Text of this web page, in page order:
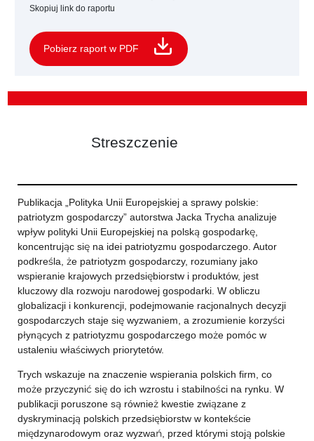
Skopiuj link do raportu
Pobierz raport w PDF
Streszczenie
Publikacja „Polityka Unii Europejskiej a sprawy polskie:
patriotyzm gospodarczy” autorstwa Jacka Trycha analizuje
wpływ polityki Unii Europejskiej na polską gospodarkę,
koncentrując się na idei patriotyzmu gospodarczego. Autor
podkreśla, że patriotyzm gospodarczy, rozumiany jako
wspieranie krajowych przedsiębiorstw i produktów, jest
kluczowy dla rozwoju narodowej gospodarki. W obliczu
globalizacji i konkurencji, podejmowanie racjonalnych decyzji
gospodarczych staje się wyzwaniem, a zrozumienie korzyści
płynących z patriotyzmu gospodarczego może pomóc w
ustaleniu właściwych priorytetów.
Trych wskazuje na znaczenie wspierania polskich firm, co
może przyczynić się do ich wzrostu i stabilności na rynku. W
publikacji poruszone są również kwestie związane z
dyskryminacją polskich przedsiębiorstw w kontekście
międzynarodowym oraz wyzwań, przed którymi stoją polskie